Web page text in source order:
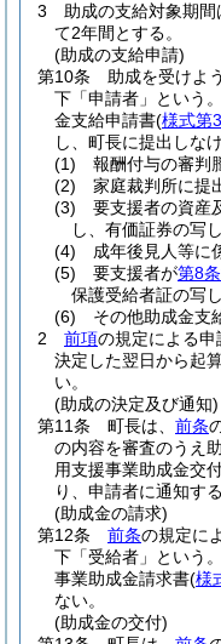
3
助成の支給対象期間
て2年間とする。
(助成の支給申請)
第10条
助成を受けよ
下「申請者」という
金支給申請書(様式第
し、町長に提出しな
(1)
報酬付与の審判
(2)
家庭裁判所に提
(3)
要支援者の資産
し、有価証券の写
(4)
成年後見人等に
(5)
要支援者が第8
保護受給者証の写し
(6)
その他助成金支
2
前項の規定による
決定した翌日から起
い。
(助成の決定及び通知)
第11条
町長は、 前条
の内容を審査のうえ
用支援事業助成金交
り、申請者に通知す
(助成金の請求)
第12条
前条の規定に
下「受給者」という
事業助成金請求書(様
ない。
(助成金の交付)